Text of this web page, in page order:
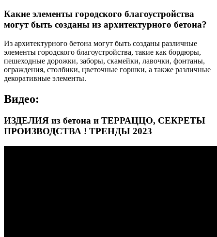
Какие элементы городского благоустройства
могут быть созданы из архитектурного бетона?
Из архитектурного бетона могут быть созданы различные
элементы городского благоустройства, такие как бордюры,
пешеходные дорожки, заборы, скамейки, лавочки, фонтаны,
ограждения, столбики, цветочные горшки, а также различные
декоративные элементы.
Видео:
ИЗДЕЛИЯ из бетона и ТЕРРАЦЦО, СЕКРЕТЫ
ПРОИЗВОДСТВА ! ТРЕНДЫ 2023